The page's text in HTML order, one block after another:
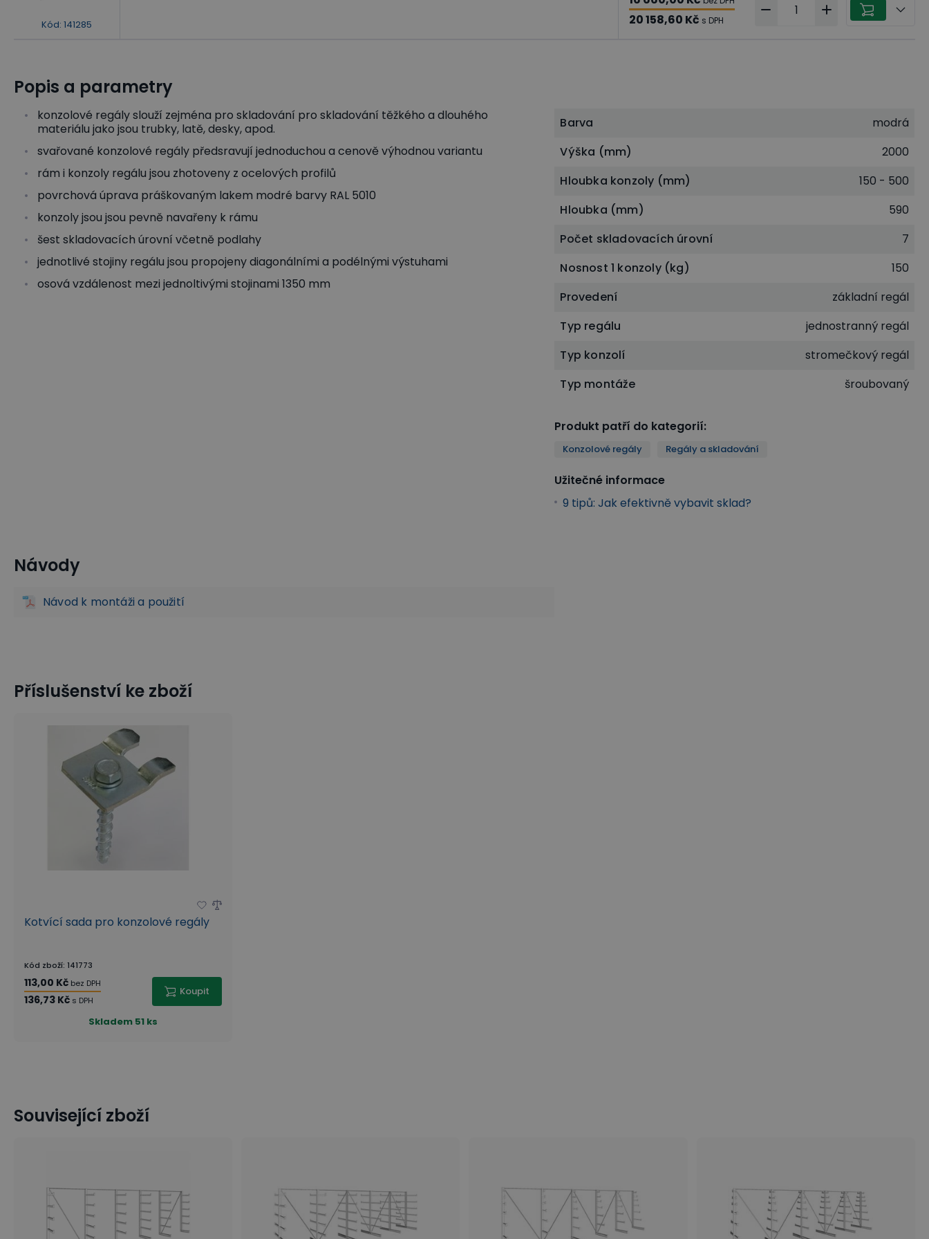
Kód: 141285 20 158,60 Kč s DPH
Popis a parametry
konzolové regály slouží zejména pro skladování pro skladování těžkého a dlouhého
materiálu jako jsou trubky, latě, desky, apod.
svařované konzolové regály předsravují jednoduchou a cenově výhodnou variantu
rám i konzoly regálu jsou zhotoveny z ocelových profilů
povrchová úprava práškovaným lakem modré barvy RAL 5010
konzoly jsou jsou pevně navařeny k rámu
šest skladovacích úrovní včetně podlahy
jednotlivé stojiny regálu jsou propojeny diagonálními a podélnými výstuhami
osová vzdálenost mezi jednoltivými stojinami 1350 mm
Barva
modrá
Výška (mm)
2000
Hloubka konzoly (mm)
150 - 500
Hloubka (mm)
590
Počet skladovacích úrovní
7
Nosnost 1 konzoly (kg)
150
Provedení
základní regál
Typ regálu
jednostranný regál
Typ konzolí
stromečkový regál
Typ montáže
šroubovaný
Produkt patří do kategorií:
Konzolové regály Regály a skladování
Užitečné informace
9 tipů: Jak efektivně vybavit sklad?
Konzolové regály
Návody
Návod k montáži a použití
Příslušenství ke zboží
Kotvící sada pro konzolové regály
Kód zboží: 141773
113,00 Kč bez DPH
136,73 Kč s DPH
Koupit
Skladem 51 ks
Související zboží